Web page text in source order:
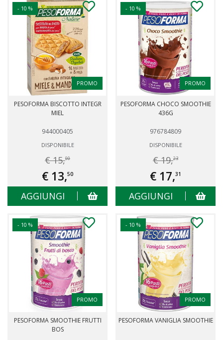
- 10 %
PROMO
PESOFORMA BISCOTTO INTEGR
MIEL
944000405
DISPONIBILE
€ 15,00
€ 13,50
AGGIUNGI
- 10 %
PROMO
PESOFORMA CHOCO SMOOTHIE
436G
976784809
DISPONIBILE
€ 19,23
€ 17,31
AGGIUNGI
- 10 %
PROMO
PESOFORMA SMOOTHIE FRUTTI
BOS
- 10 %
PROMO
PESOFORMA VANIGLIA SMOOTHIE